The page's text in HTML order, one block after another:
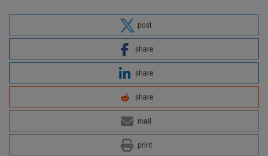
post
share
share
share
mail
print